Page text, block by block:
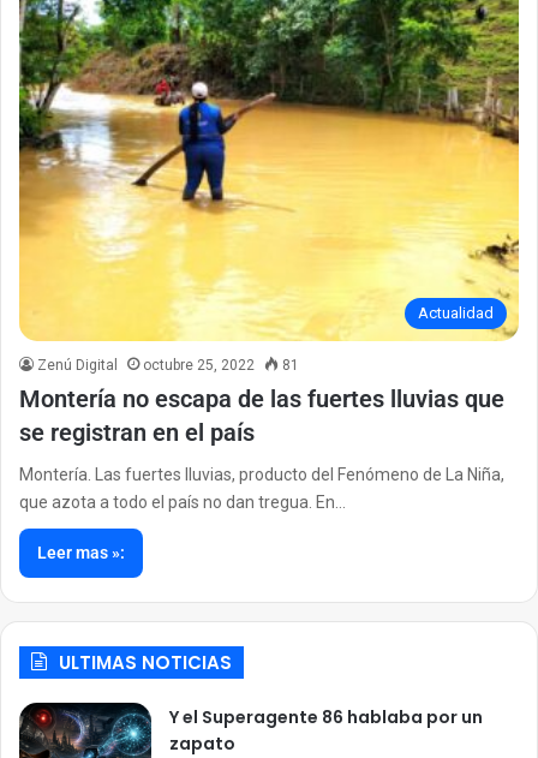
Actualidad
Zenú Digital octubre 25, 2022 81
Montería no escapa de las fuertes lluvias que
se registran en el país
Montería. Las fuertes lluvias, producto del Fenómeno de La Niña,
que azota a todo el país no dan tregua. En…
Leer mas »:
ULTIMAS NOTICIAS
Y el Superagente 86 hablaba por un
zapato